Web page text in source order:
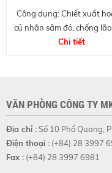
Extract
Công dụng: Chiết xuất
củ nhân sâm đỏ, chống lão
giảm stress cho da
Chi tiết
VĂN PHÒNG CÔNG TY
Địa chỉ :Số 10 Phổ Quang,
Điện thoại : (+84) 28 3997
Fax : (+84) 28 3997 6981